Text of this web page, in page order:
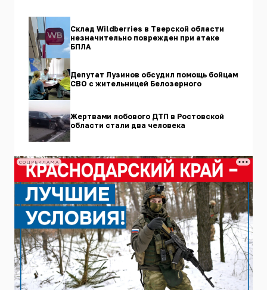
Склад Wildberries в Тверской области
незначительно поврежден при атаке
БПЛА
Депутат Лузинов обсудил помощь бойцам
СВО с жительницей Белозерного
Жертвами лобового ДТП в Ростовской
области стали два человека
СОЦРЕКЛАМА